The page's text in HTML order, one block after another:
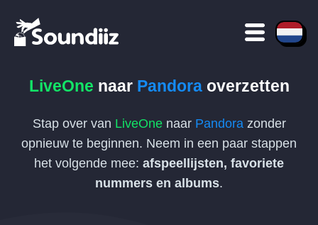
LiveOne naar Pandoraoverzetten
Stap over van LiveOnenaar Pandorazonder
opnieuw te beginnen. Neem in een paar stappen
het volgende mee: afspeellijsten, favoriete
nummers en albums.